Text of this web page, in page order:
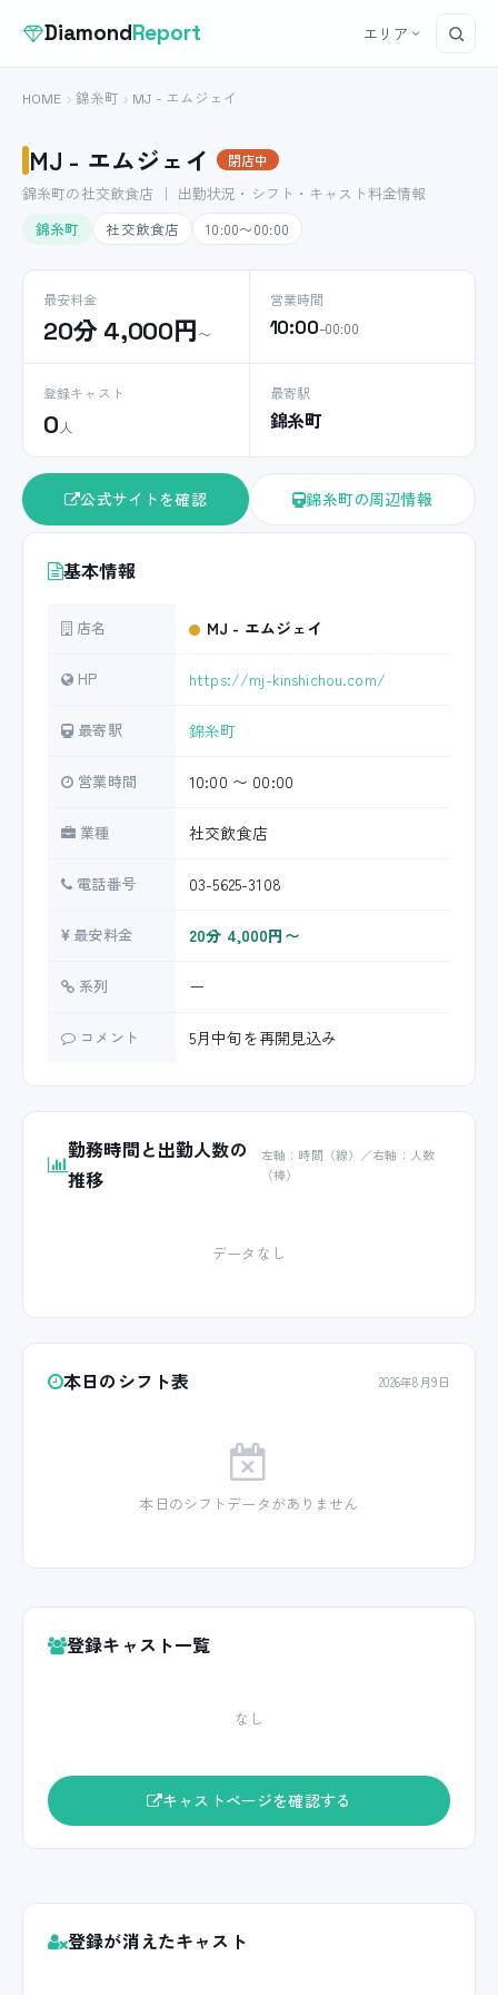
DiamondReport エリア
HOME 錦糸町 MJ - エムジェイ
MJ - エムジェイ 閉店中
錦糸町の社交飲食店 ｜ 出勤状況・シフト・キャスト料金情報
錦糸町
社交飲食店 10:00〜00:00
最安料金
20分 4,000円〜
営業時間
10:00–00:00
登録キャスト
0 人
最寄駅
錦糸町
公式サイトを確認 錦糸町の周辺情報
基本情報
店名 MJ - エムジェイ
HP https://mj-kinshichou.com/
最寄駅 錦糸町
営業時間 10:00 〜 00:00
業種 社交飲食店
電話番号 03-5625-3108
最安料金 20分 4,000円〜
系列 ー
コメント 5月中旬を再開見込み
勤務時間と出勤人数の
推移
左軸：時間（線）／右軸：人数
（棒）
データなし
本日のシフト表 2026年8月9日
本日のシフトデータがありません
登録キャスト一覧
なし
キャストページを確認する
登録が消えたキャスト